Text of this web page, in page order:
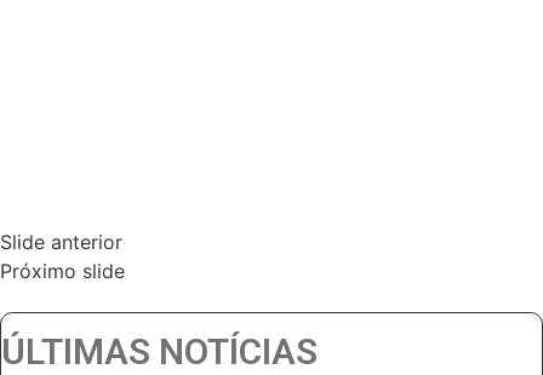
Slide anterior
Próximo slide
ÚLTIMAS NOTÍCIAS